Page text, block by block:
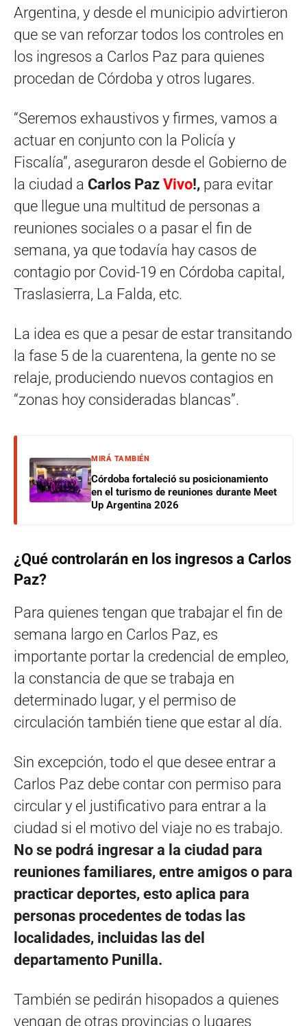
Argentina, y desde el municipio advirtieron
que se van reforzar todos los controles en
los ingresos a Carlos Paz para quienes
procedan de Córdoba y otros lugares.
“Seremos exhaustivos y firmes, vamos a
actuar en conjunto con la Policía y
Fiscalía”, aseguraron desde el Gobierno de
la ciudad a Carlos Paz Vivo!, para evitar
que llegue una multitud de personas a
reuniones sociales o a pasar el fin de
semana, ya que todavía hay casos de
contagio por Covid-19 en Córdoba capital,
Traslasierra, La Falda, etc.
La idea es que a pesar de estar transitando
la fase 5 de la cuarentena, la gente no se
relaje, produciendo nuevos contagios en
“zonas hoy consideradas blancas”.
MIRÁ TAMBIÉN
Córdoba fortaleció su posicionamiento
en el turismo de reuniones durante Meet
Up Argentina 2026
¿Qué controlarán en los ingresos a Carlos
Paz?
Para quienes tengan que trabajar el fin de
semana largo en Carlos Paz, es
importante portar la credencial de empleo,
la constancia de que se trabaja en
determinado lugar, y el permiso de
circulación también tiene que estar al día.
Sin excepción, todo el que desee entrar a
Carlos Paz debe contar con permiso para
circular y el justificativo para entrar a la
ciudad si el motivo del viaje no es trabajo.
No se podrá ingresar a la ciudad para
reuniones familiares, entre amigos o para
practicar deportes, esto aplica para
personas procedentes de todas las
localidades, incluidas las del
departamento Punilla.
También se pedirán hisopados a quienes
vengan de otras provincias o lugares